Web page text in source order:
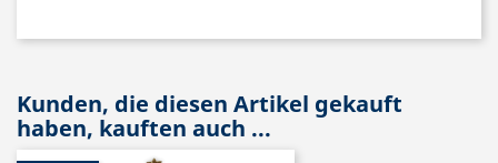
Kunden, die diesen Artikel gekauft
haben, kauften auch ...